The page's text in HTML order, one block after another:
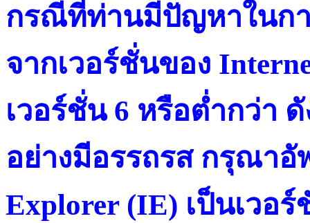
กรณีที่ท่านมีปัญหาในกา
จากเวอร์ชั่นของ
เวอร์ชั่น 6 หรือต่ำกว่า
อย่างมีอรรถรส กรุณาอั
Explorer (IE) เป็นเวอ